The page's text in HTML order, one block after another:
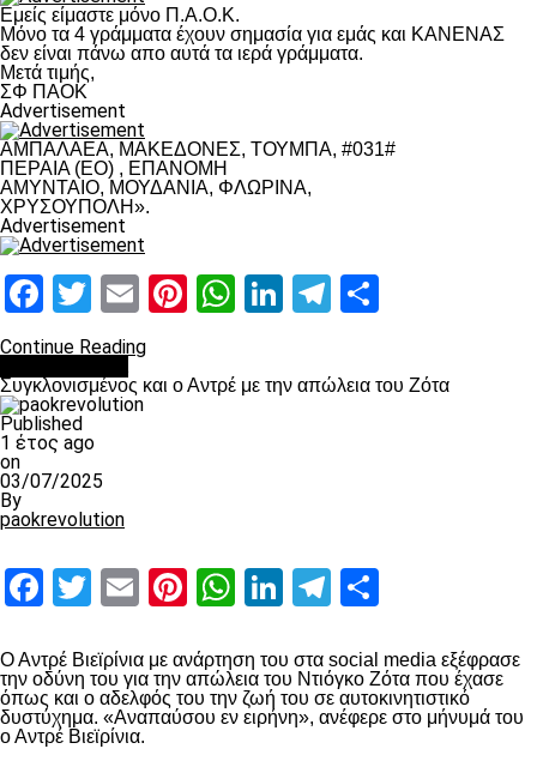
Εμείς είμαστε μόνο Π.Α.Ο.Κ.
Μόνο τα 4 γράμματα έχουν σημασία για εμάς και ΚΑΝΕΝΑΣ
δεν είναι πάνω απο αυτά τα ιερά γράμματα.
Μετά τιμής,
ΣΦ ΠΑΟΚ
Advertisement
ΑΜΠΑΛΑΕΑ, ΜΑΚΕΔΟΝΕΣ, ΤΟΥΜΠΑ, #031#
ΠΕΡΑΙΑ (ΕΟ) , ΕΠΑΝΟΜΗ
ΑΜΥΝΤΑΙΟ, ΜΟΥΔΑΝΙΑ, ΦΛΩΡΙΝΑ,
ΧΡΥΣΟΥΠΟΛΗ».
Advertisement
Facebook
Twitter
EmailPinterest
WhatsApp
LinkedIn
Telegram
Continue Reading
Συγκλονισμένος και ο Αντρέ με την απώλεια του Ζότα
Published
1 έτος ago
on
03/07/2025
By
paokrevolution
Facebook
Twitter
EmailPinterest
WhatsApp
LinkedIn
Telegram
Ο Αντρέ Βιεϊρίνια με ανάρτηση του στα social media εξέφρασε
την οδύνη του για την απώλεια του Ντιόγκο Ζότα που έχασε
όπως και ο αδελφός του την ζωή του σε αυτοκινητιστικό
δυστύχημα. «Αναπαύσου εν ειρήνη», ανέφερε στο μήνυμά του
ο Αντρέ Βιεϊρίνια.